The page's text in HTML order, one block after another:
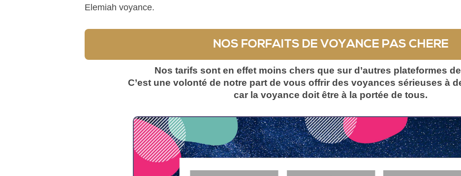
Elemiah voyance.
NOS FORFAITS DE VOYANCE PAS CHERE
Nos tarifs sont en effet moins chers que sur d’autres plateformes
C’est une volonté de notre part de vous offrir des voyances sérieuses à
car la voyance doit être à la portée de tous.